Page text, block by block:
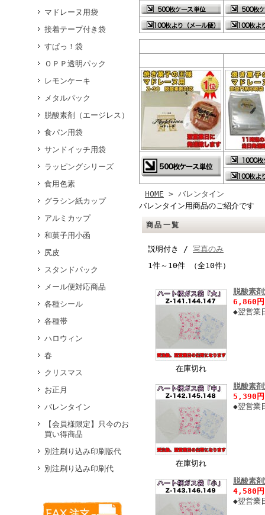
マドレーヌ用袋
接着テープ付き袋
すぱっ！袋
ＯＰＰ透明パック
レモンケーキ
メタルパック
脱酸素剤（エージレス）
食パン用袋
サンドイッチ用袋
ラッピングシリーズ
食用色素
グラシン紙カップ
アルミカップ
和菓子用小函
尻皮
スタンドパック
メール便対応商品
各種シール
各種帯
ハロウィン
春
クリスマス
お正月
バレンタイン
【会員様限定】只今のお
買い得商品
別注刷り込み印刷版代
別注刷り込み印刷代
HOME > バレンタイン
バレンタイン用商品のご紹介です
商品一覧
説明付き / 写真のみ
1件～10件 （全10件）
在庫切れ
脱酸素
6,860
◆翌営業
在庫切れ
脱酸素
5,390
◆翌営業
脱酸素
4,580
◆翌営業